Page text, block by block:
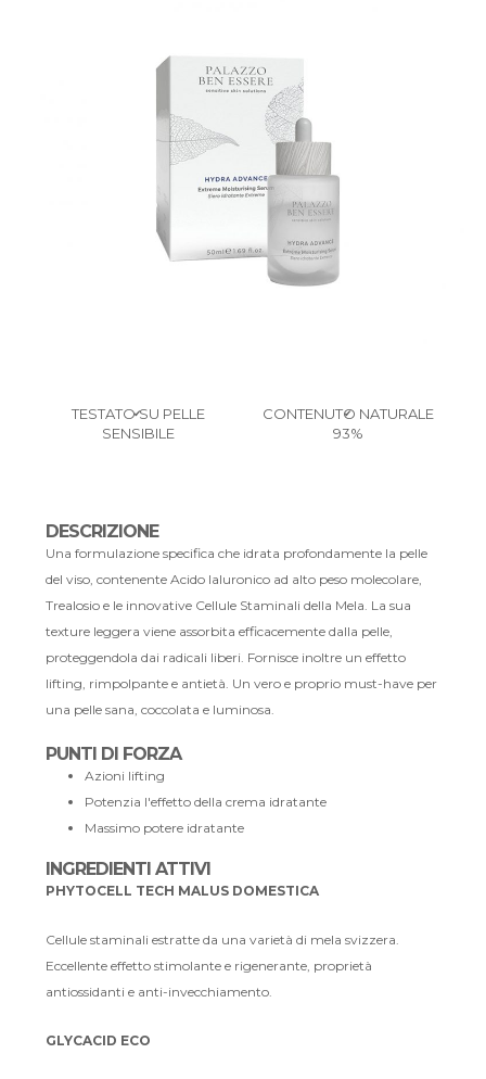
✔
TESTATO SU PELLE
SENSIBILE
✔
CONTENUTO NATURALE
93%
DESCRIZIONE
Una formulazione specifica che idrata profondamente la pelle
del viso, contenente Acido Ialuronico ad alto peso molecolare,
Trealosio e le innovative Cellule Staminali della Mela. La sua
texture leggera viene assorbita efficacemente dalla pelle,
proteggendola dai radicali liberi. Fornisce inoltre un effetto
lifting, rimpolpante e antietà. Un vero e proprio must-have per
una pelle sana, coccolata e luminosa.
PUNTI DI FORZA
Azioni lifting
Potenzia l'effetto della crema idratante
Massimo potere idratante
INGREDIENTI ATTIVI
PHYTOCELL TECH MALUS DOMESTICA
Cellule staminali estratte da una varietà di mela svizzera.
Eccellente effetto stimolante e rigenerante, proprietà
antiossidanti e anti-invecchiamento.
GLYCACID ECO